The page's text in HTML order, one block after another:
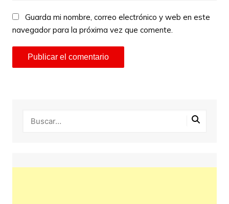
Guarda mi nombre, correo electrónico y web en este
navegador para la próxima vez que comente.